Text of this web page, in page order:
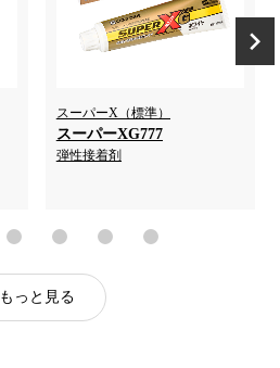
スーパーX（標準）
スーパーXG777
弾性接着剤
もっと見る